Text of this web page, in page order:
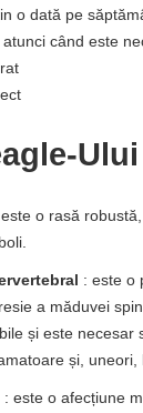
o dată pe
când este
Ului
o rasă
: este o
a măduvei
și este necesar
și, uneori,
: este o afecțiune